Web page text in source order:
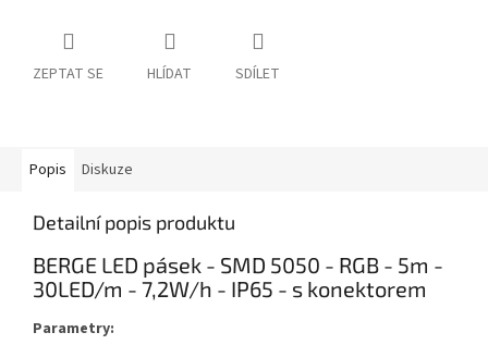
ZEPTAT SE HLÍDAT SDÍLET
Popis Diskuze
Detailní popis produktu
BERGE LED pásek - SMD 5050 - RGB - 5m -
30LED/m - 7,2W/h - IP65 - s konektorem
Parametry: